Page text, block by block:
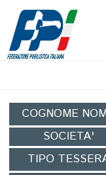
COGNOME
SOCIETA'
TIPO